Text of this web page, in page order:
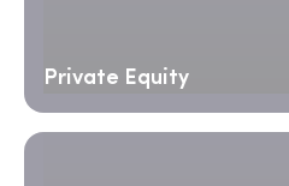
Private Equity